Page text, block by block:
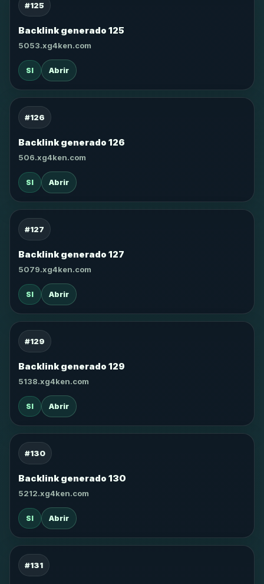
#125
Backlink generado 125
5053.xg4ken.com
SI Abrir
#126
Backlink generado 126
506.xg4ken.com
SI Abrir
#127
Backlink generado 127
5079.xg4ken.com
SI Abrir
#129
Backlink generado 129
5138.xg4ken.com
SI Abrir
#130
Backlink generado 130
5212.xg4ken.com
SI Abrir
#131